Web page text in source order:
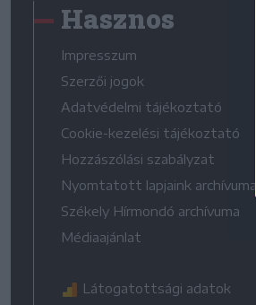
Hasznos
Impresszum
Szerzői jogok
Adatvédelmi tájékoztató
Cookie-kezelési tájékoztató
Hozzászólási szabályzat
Nyomtatott lapjaink archívuma
Székely Hírmondó archívuma
Médiaajánlat
Látogatottsági adatok